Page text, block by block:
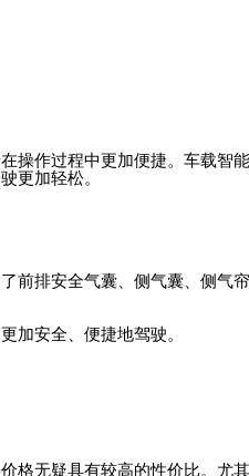
操作过程中更加便捷。车载智
更加轻松。
前排安全气囊、侧气囊、侧气
加安全、便捷地驾驶。
格无疑具有较高的性价比。尤